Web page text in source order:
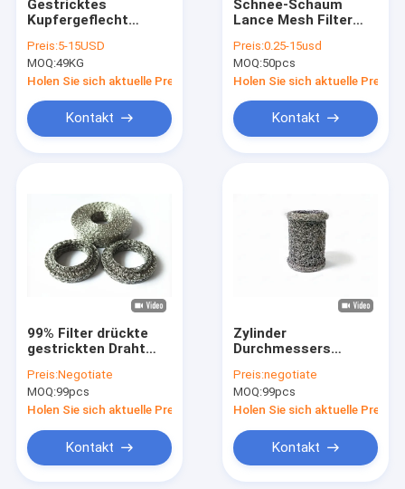
Gestricktes
Kupfergeflecht
Preis:5-15USD
MOQ:49KG
Holen Sie sich aktuelle Preis
Kontakt
Schnee-Schaum
Lance Mesh Filter
14*5mm
komprimierter
gestrickter
1.1mm
Preis:0.25-15usd
MOQ:50pcs
Holen Sie sich aktuelle Preis
Kontakt
99% Filter drückte
gestrickten Draht
Customized Sample
Available zusammen,
den Soem annehmen
Preis:Negotiate
MOQ:99pcs
Holen Sie sich aktuelle Preis
Kontakt
Zylinder
Durchmessers
Draht-Auspuff
beständigen Mesh
Gasket Support
Preis:negotiate
MOQ:99pcs
Holen Sie sich aktuelle Preis
Kontakt